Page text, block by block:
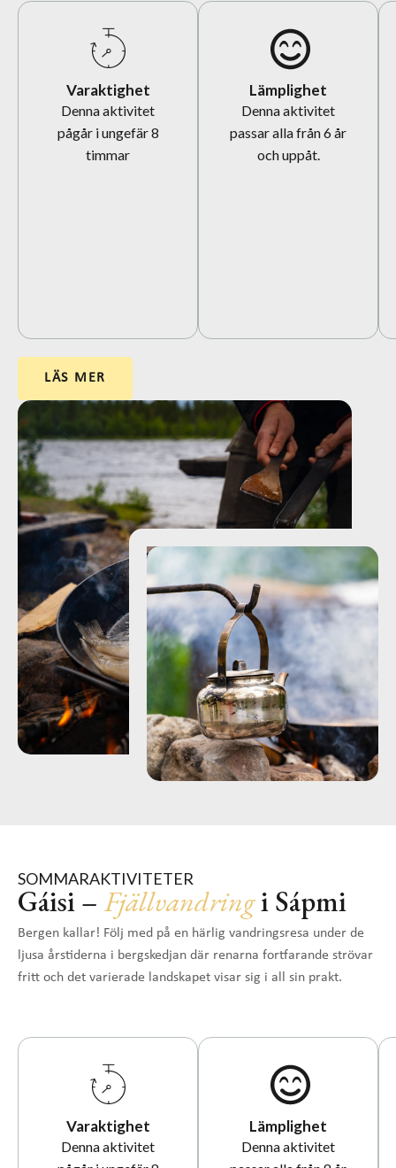
Varaktighet
Denna aktivitet
pågår i ungefär 8
timmar
Lämplighet
Denna aktivitet
passar alla från 6 år
och uppåt.
LÄS MER
SOMMARAKTIVITETER
Gáisi – Fjällvandringi Sápmi
Bergen kallar! Följ med på en härlig vandringsresa under de
ljusa årstiderna i bergskedjan där renarna fortfarande strövar
fritt och det varierade landskapet visar sig i all sin prakt.
Varaktighet
Denna aktivitet
Lämplighet
Denna aktivitet